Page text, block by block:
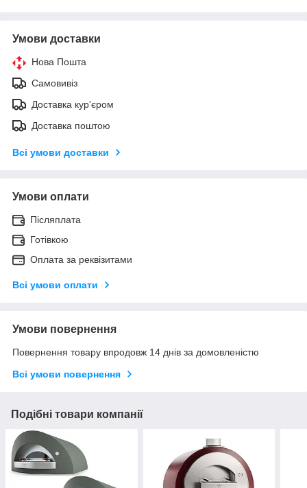
Умови доставки
Нова Пошта
Самовивіз
Доставка кур'єром
Доставка поштою
Всі умови доставки
Умови оплати
Післяплата
Готівкою
Оплата за реквізитами
Всі умови оплати
Умови повернення
Повернення товару впродовж 14 днів за домовленістю
Всі умови повернення
Подібні товари компанії